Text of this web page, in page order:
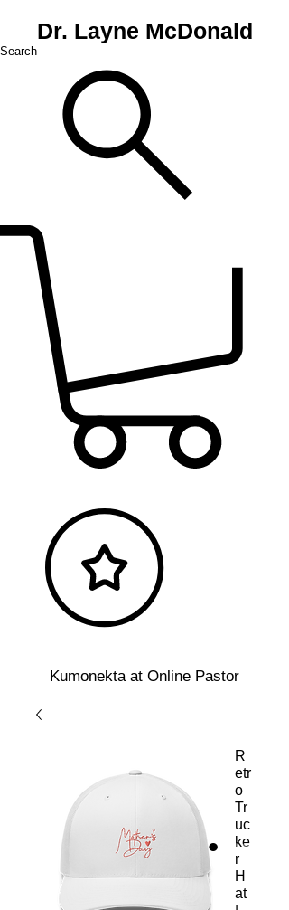
Dr. Layne McDonald
Search
Kumonekta at Online Pastor
R
etr
o
Tr
uc
ke
r
H
at